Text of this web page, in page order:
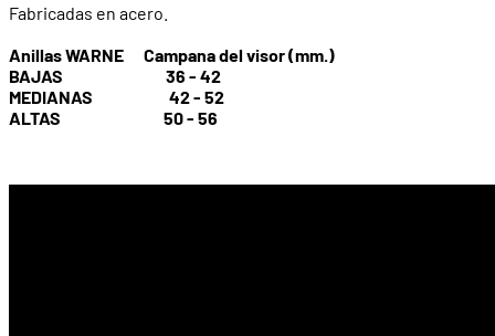
Fabricadas en acero.
Anillas WARNE Campana del visor (mm.)
BAJAS 36 - 42
MEDIANAS 42 - 52
ALTAS 50 - 56